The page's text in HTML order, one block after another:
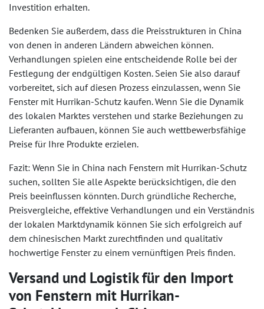
Investition erhalten.
Bedenken Sie außerdem, dass die Preisstrukturen in China
von denen in anderen Ländern abweichen können.
Verhandlungen spielen eine entscheidende Rolle bei der
Festlegung der endgültigen Kosten. Seien Sie also darauf
vorbereitet, sich auf diesen Prozess einzulassen, wenn Sie
Fenster mit Hurrikan-Schutz kaufen. Wenn Sie die Dynamik
des lokalen Marktes verstehen und starke Beziehungen zu
Lieferanten aufbauen, können Sie auch wettbewerbsfähige
Preise für Ihre Produkte erzielen.
Fazit: Wenn Sie in China nach Fenstern mit Hurrikan-Schutz
suchen, sollten Sie alle Aspekte berücksichtigen, die den
Preis beeinflussen könnten. Durch gründliche Recherche,
Preisvergleiche, effektive Verhandlungen und ein Verständnis
der lokalen Marktdynamik können Sie sich erfolgreich auf
dem chinesischen Markt zurechtfinden und qualitativ
hochwertige Fenster zu einem vernünftigen Preis finden.
Versand und Logistik für den Import
von Fenstern mit Hurrikan-